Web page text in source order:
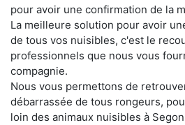
pour avoir une confirmation de la
La meilleure solution pour avoir
de tous vos nuisibles, c'est le
professionnels que nous vous
compagnie.
Nous vous permettons de
débarrassée de tous rongeurs,
loin des animaux nuisibles à